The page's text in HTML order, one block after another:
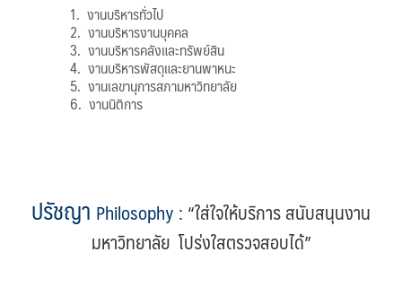
1. งานบริหารทั่วไป
2. งานบริหารงานบุคคล
3. งานบริหารคลังและทรัพย์สิน
4. งานบริหารพัสดุและยานพาหนะ
5. งานเลขานุการสภามหาวิทยาลัย
6. งานนิติการ
ปรัชญา Philosophy : “ใส่ใจให้บริการ สนับสนุนงาน
มหาวิทยาลัย โปร่งใสตรวจสอบได้”